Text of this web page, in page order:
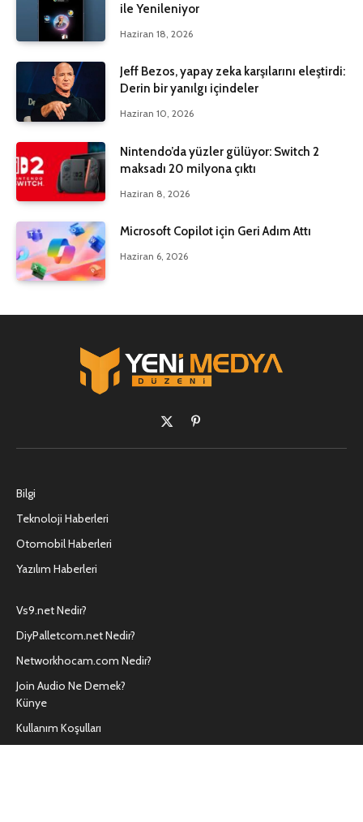
ile Yenileniyor
Haziran 18, 2026
Jeff Bezos, yapay zeka karşılarını eleştirdi:
Derin bir yanılgı içindeler
Haziran 10, 2026
Nintendo’da yüzler gülüyor: Switch 2
maksadı 20 milyona çıktı
Haziran 8, 2026
Microsoft Copilot için Geri Adım Attı
Haziran 6, 2026
X
(Twitter)
Pinterest'in
Bilgi
Teknoloji Haberleri
Otomobil Haberleri
Yazılım Haberleri
Vs9.net Nedir?
DiyPalletcom.net Nedir?
Networkhocam.com Nedir?
Join Audio Ne Demek?
Künye
Kullanım Koşulları